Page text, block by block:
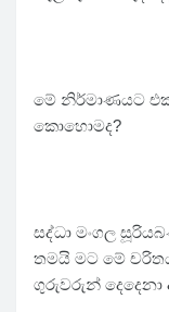
මේ නිර්මාණයට
කොහොමද?
සද්ධා මංගල
තමයි මට මේ
ගුරුවරුන්